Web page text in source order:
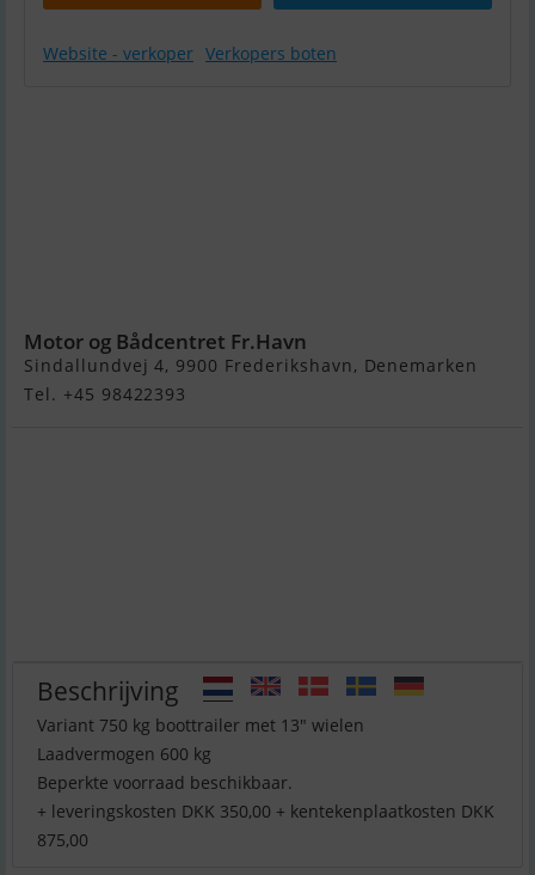
Website - verkoper Verkopers boten
Motor og Bådcentret Fr.Havn
Sindallundvej 4, 9900 Frederikshavn, Denemarken
Tel. +45 98422393
Beschrijving
Variant 750 kg boottrailer met 13" wielen
Laadvermogen 600 kg
Beperkte voorraad beschikbaar.
+ leveringskosten DKK 350,00 + kentekenplaatkosten DKK
875,00